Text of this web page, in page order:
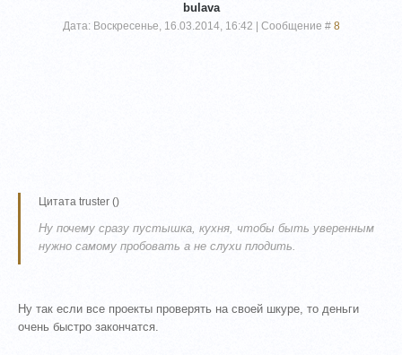
bulava
Дата: Воскресенье, 16.03.2014, 16:42 | Сообщение # 8
Цитата truster ()
Ну почему сразу пустышка, кухня, чтобы быть уверенным
нужно самому пробовать а не слухи плодить.
Ну так если все проекты проверять на своей шкуре, то деньги
очень быстро закончатся.